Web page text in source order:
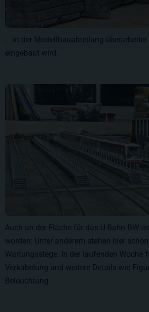
... in der Modellbauabteilung
eingebaut wird.
Auch an der Fläche für das U-Bahn-BW
worden: Unter anderem stehen hier
Wartungsstege. In der laufenden Woche
Verkabelung und weitere Details wie
Beleuchtung.